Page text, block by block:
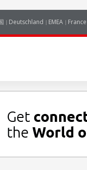
Deutschland EMEA France